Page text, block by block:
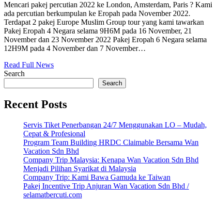
Mencari pakej percutian 2022 ke London, Amsterdam, Paris ? Kami
ada percutian berkumpulan ke Eropah pada November 2022.
Terdapat 2 pakej Europe Muslim Group tour yang kami tawarkan
Pakej Eropah 4 Negara selama 9H6M pada 16 November, 21
November dan 23 November 2022 Pakej Eropah 6 Negara selama
12H9M pada 4 November dan 7 November…
Read Full News
Search
Search
Recent Posts
Servis Tiket Penerbangan 24/7 Menggunakan LO – Mudah,
Cepat & Profesional
Program Team Building HRDC Claimable Bersama Wan
Vacation Sdn Bhd
Company Trip Malaysia: Kenapa Wan Vacation Sdn Bhd
Menjadi Pilihan Syarikat di Malaysia
Company Trip: Kami Bawa Gamuda ke Taiwan
Pakej Incentive Trip Anjuran Wan Vacation Sdn Bhd /
selamatbercuti.com